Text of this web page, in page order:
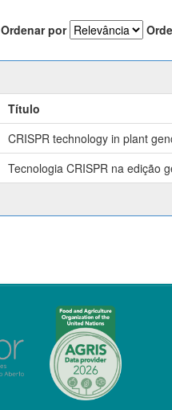
Ordenar por
Título
CRISPR technology in plant
Tecnologia CRISPR na edição